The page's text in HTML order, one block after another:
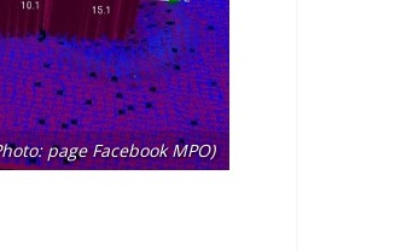
page Facebook MPO)